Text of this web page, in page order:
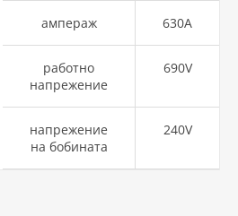
ампераж 630A
работно
напрежение
690V
напрежение
на бобината
240V